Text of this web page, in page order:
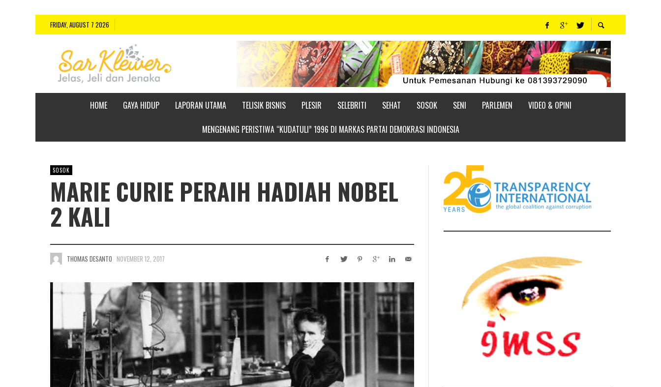
FRIDAY, AUGUST 7 2026
HOME GAYA HIDUP LAPORAN UTAMA TELISIK BISNIS PLESIR SELEBRITI SEHAT SOSOK SENI PARLEMEN VIDEO & OPINI
MENGENANG PERISTIWA “KUDATULI” 1996 DI MARKAS PARTAI DEMOKRASI INDONESIA
SOSOK
MARIE CURIE PERAIH HADIAH NOBEL
2 KALI
THOMAS DESANTO NOVEMBER 12, 2017